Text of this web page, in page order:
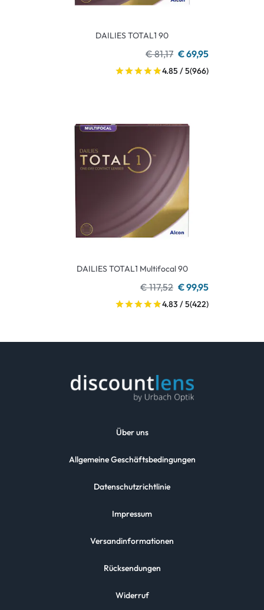
DAILIES TOTAL1 90
€ 81,17 € 69,95
4.85 / 5(966)
DAILIES TOTAL1 Multifocal 90
€ 117,52 € 99,95
4.83 / 5(422)
Über uns
Allgemeine Geschäftsbedingungen
Datenschutzrichtlinie
Impressum
Versandinformationen
Rücksendungen
Widerruf